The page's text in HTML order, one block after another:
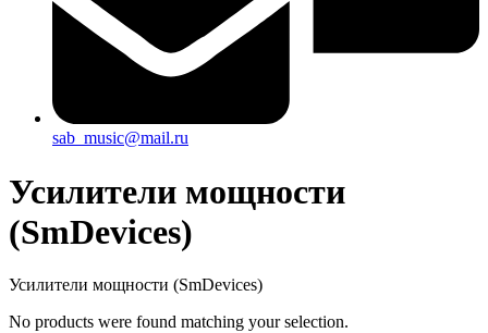
sab_music@mail.ru
Усилители мощности
(SmDevices)
Усилители мощности (SmDevices)
No products were found matching your selection.